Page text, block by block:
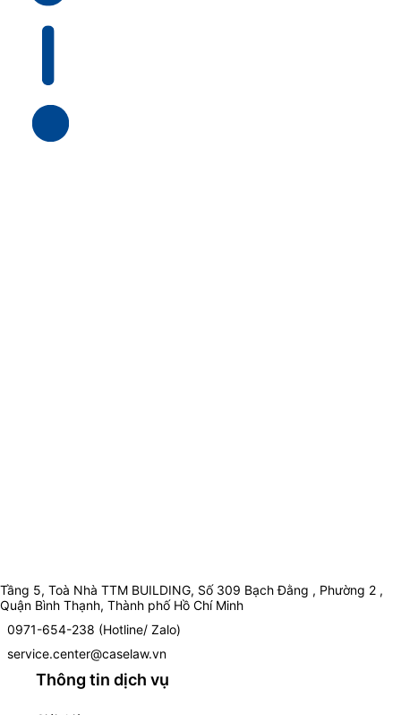
Tầng 5, Toà Nhà TTM BUILDING, Số 309 Bạch Đằng , Phường 2 ,
Quận Bình Thạnh, Thành phố Hồ Chí Minh
0971-654-238 (Hotline/ Zalo)
service.center@caselaw.vn
Thông tin dịch vụ